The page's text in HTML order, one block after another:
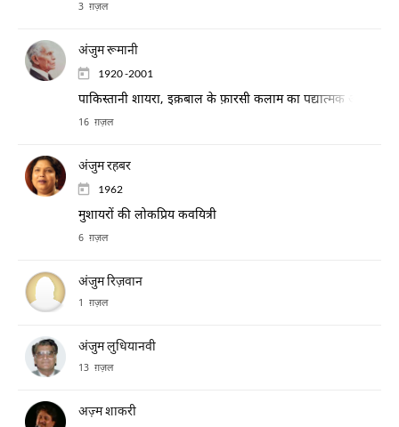
3 ग़ज़ल
अंजुम रूमानी
1920 -2001
पाकिस्तानी शायरा, इक़बाल के फ़ारसी कलाम का पद्यात्मक अनुवाद
16 ग़ज़ल
अंजुम रहबर
1962
मुशायरों की लोकप्रिय कवयित्री
6 ग़ज़ल
अंजुम रिज़वान
1 ग़ज़ल
अंजुम लुधियानवी
13 ग़ज़ल
अज़्म शाकरी